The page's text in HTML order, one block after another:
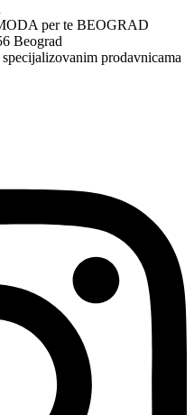
per te BEOGRAD
Beograd
prodavnicama